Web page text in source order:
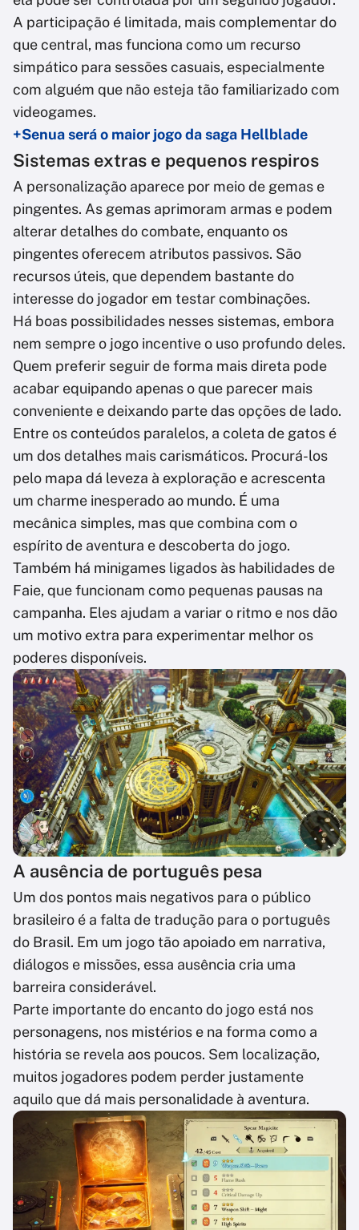
A participação é limitada, mais complementar do
que central, mas funciona como um recurso
simpático para sessões casuais, especialmente
com alguém que não esteja tão familiarizado com
videogames.
+Senua será o maior jogo da saga Hellblade
Sistemas extras e pequenos respiros
A personalização aparece por meio de gemas e
pingentes. As gemas aprimoram armas e podem
alterar detalhes do combate, enquanto os
pingentes oferecem atributos passivos. São
recursos úteis, que dependem bastante do
interesse do jogador em testar combinações.
Há boas possibilidades nesses sistemas, embora
nem sempre o jogo incentive o uso profundo deles.
Quem preferir seguir de forma mais direta pode
acabar equipando apenas o que parecer mais
conveniente e deixando parte das opções de lado.
Entre os conteúdos paralelos, a coleta de gatos é
um dos detalhes mais carismáticos. Procurá-los
pelo mapa dá leveza à exploração e acrescenta
um charme inesperado ao mundo. É uma
mecânica simples, mas que combina com o
espírito de aventura e descoberta do jogo.
Também há minigames ligados às habilidades de
Faie, que funcionam como pequenas pausas na
campanha. Eles ajudam a variar o ritmo e nos dão
um motivo extra para experimentar melhor os
poderes disponíveis.
A ausência de português pesa
Um dos pontos mais negativos para o público
brasileiro é a falta de tradução para o português
do Brasil. Em um jogo tão apoiado em narrativa,
diálogos e missões, essa ausência cria uma
barreira considerável.
Parte importante do encanto do jogo está nos
personagens, nos mistérios e na forma como a
história se revela aos poucos. Sem localização,
muitos jogadores podem perder justamente
aquilo que dá mais personalidade à aventura.